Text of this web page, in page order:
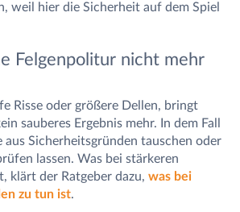
weil hier die Sicherheit auf dem Spiel
Felgenpolitur nicht mehr
Risse oder größere Dellen, bringt
sauberes Ergebnis mehr. In dem Fall
aus Sicherheitsgründen tauschen oder
lassen. Was bei stärkeren
klärt der Ratgeber dazu, was bei
zu tun ist.